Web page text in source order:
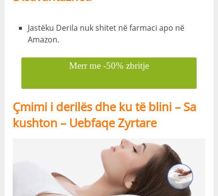
Jastëku Derila nuk shitet në farmaci apo në
Amazon.
Merr me -50% zbritje
Çmimi i derilës dhe ku të blini – Sa
kushton – Uebfaqe Zyrtare